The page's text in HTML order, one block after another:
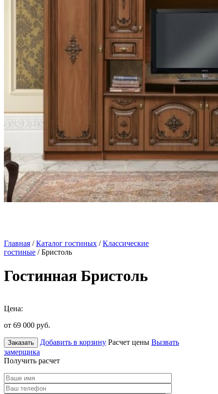
Главная /Каталог гостиных /Классические
гостиные / Бристоль
Гостинная Бристоль
Цена:
от 69 000 руб.
Заказать Добавить в корзину Расчет цены Вызвать
замерщика
Получить расчет